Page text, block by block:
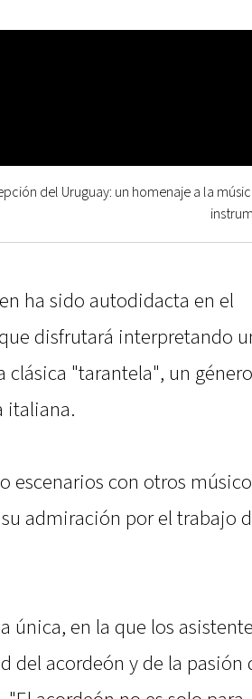
del Uruguay: un homenaje a la
ha sido autodidacta en el
disfrutará interpretando
"tarantela", un género
italiana.
escenarios con otros
admiración por el trabajo
única, en la que los
del acordeón y de la pasión